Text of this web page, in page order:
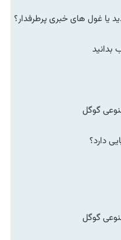
یا غول های خبری پرطرفدار؟
بدانید
گوگل
گوگل